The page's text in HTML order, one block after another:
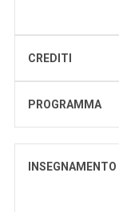
CREDITI
PROGRAMMA
INSEGNAMENTO